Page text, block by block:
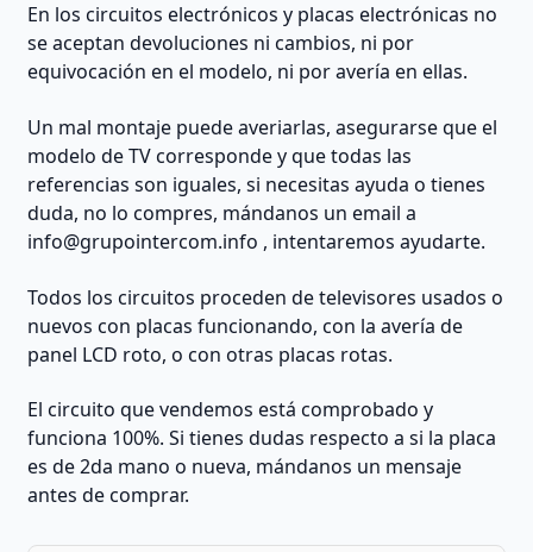
En los circuitos electrónicos y placas electrónicas no
se aceptan devoluciones ni cambios, ni por
equivocación en el modelo, ni por avería en ellas.
Un mal montaje puede averiarlas, asegurarse que el
modelo de TV corresponde y que todas las
referencias son iguales, si necesitas ayuda o tienes
duda, no lo compres, mándanos un email a
info@grupointercom.info , intentaremos ayudarte.
Todos los circuitos proceden de televisores usados o
nuevos con placas funcionando, con la avería de
panel LCD roto, o con otras placas rotas.
El circuito que vendemos está comprobado y
funciona 100%. Si tienes dudas respecto a si la placa
es de 2da mano o nueva, mándanos un mensaje
antes de comprar.